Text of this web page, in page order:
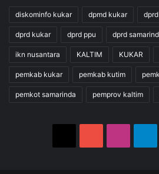
diskominfo kukar dpmd kukar
dprd kukar dprd ppu dprd
ikn nusantara KALTIM KUKAR
pemkab kukar pemkab kutim
pemkot samarinda pemprov kaltim